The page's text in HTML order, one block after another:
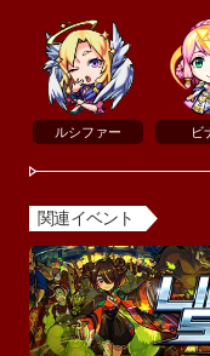
ルシファー ビ
関連イベント